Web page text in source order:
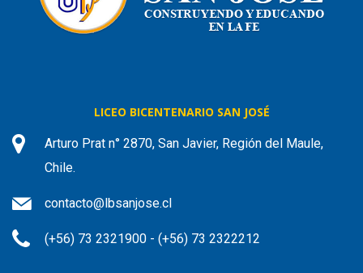
LICEO BICENTENARIO SAN JOSÉ
Arturo Prat n° 2870, San Javier, Región del Maule,
Chile.
contacto@lbsanjose.cl
(+56) 73 2321900 - (+56) 73 2322212